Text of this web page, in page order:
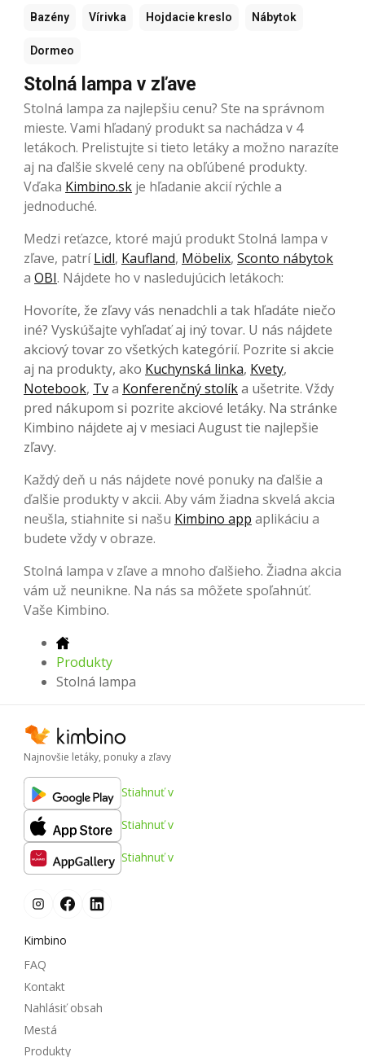
Bazény Vírivka Hojdacie kreslo Nábytok
Dormeo
Stolná lampa v zľave
Stolná lampa za najlepšiu cenu? Ste na správnom
mieste. Vami hľadaný produkt sa nachádza v 4
letákoch. Prelistujte si tieto letáky a možno narazíte
aj na ďalšie skvelé ceny na obľúbené produkty.
Vďaka Kimbino.sk je hľadanie akcií rýchle a
jednoduché.
Medzi reťazce, ktoré majú produkt Stolná lampa v
zľave, patríLidl, Kaufland, Möbelix, Sconto nábytok
a OBI. Nájdete ho v nasledujúcich letákoch:
Hovoríte, že zľavy vás nenadchli a tak hľadáte niečo
iné? Vyskúšajte vyhľadať aj iný tovar. U nás nájdete
akciový tovar zo všetkých kategórií. Pozrite si akcie
aj na produkty, ako Kuchynská linka, Kvety,
Notebook, Tva Konferenčný stolíka ušetrite. Vždy
pred nákupom si pozrite akciové letáky. Na stránke
Kimbino nájdete aj v mesiaci August tie najlepšie
zľavy.
Každý deň u nás nájdete nové ponuky na ďalšie a
ďalšie produkty v akcii. Aby vám žiadna skvelá akcia
neušla, stiahnite si našu Kimbino app aplikáciu a
budete vždy v obraze.
Stolná lampa v zľave a mnoho ďalšieho. Žiadna akcia
vám už neunikne. Na nás sa môžete spoľahnúť.
Vaše Kimbino.
Produkty
Stolná lampa
Najnovšie letáky, ponuky a zľavy
Stiahnuť v
Stiahnuť v
Stiahnuť v
Kimbino
FAQ
Kontakt
Nahlásiť obsah
Mestá
Produkty